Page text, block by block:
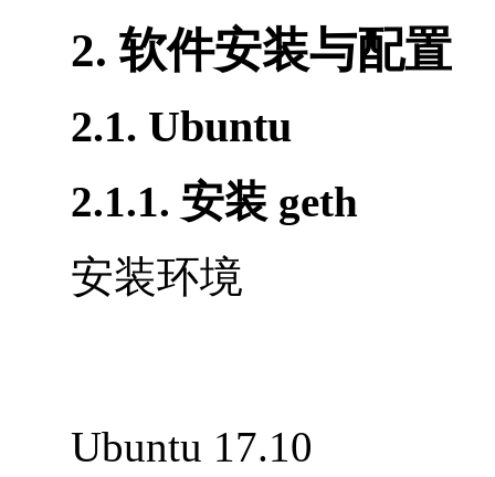
2. 软件安装与配置
2.1. Ubuntu
2.1.1. 安装 geth
安装环境
Ubuntu 17.10